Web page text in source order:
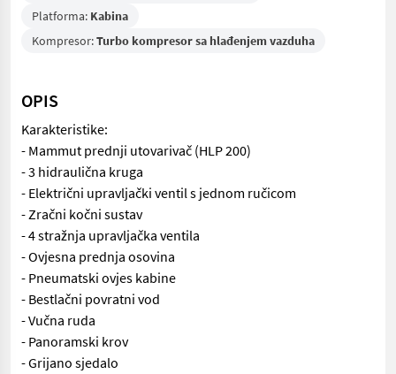
Platforma: Kabina
Kompresor:Turbo kompresor sa hlađenjem vazduha
OPIS
Karakteristike:
- Mammut prednji utovarivač (HLP 200)
- 3 hidraulična kruga
- Električni upravljački ventil s jednom ručicom
- Zračni kočni sustav
- 4 stražnja upravljačka ventila
- Ovjesna prednja osovina
- Pneumatski ovjes kabine
- Bestlačni povratni vod
- Vučna ruda
- Panoramski krov
- Grijano sjedalo